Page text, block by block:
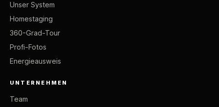
Unser System
Homestaging
360-Grad-Tour
Profi-Fotos
Energieausweis
UNTERNEHMEN
Team